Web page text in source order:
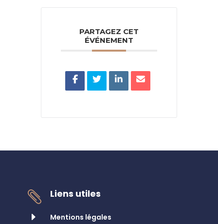
PARTAGEZ CET
ÉVÉNEMENT

Liens utiles
E
Mentions légales